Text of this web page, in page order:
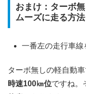
おまけ：ターボ
ムーズに走る方法
一番左の走行車線
ターボ無しの軽自動車
時速100㎞位ですね。